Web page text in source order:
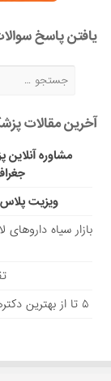
یافتن پاسخ
آخرین مقالات
مشاوره آنلاین
ویزیت پلاس
بازار سیاه
۵ تا از بهترین دکتر‌های اصلاح مزاج در مشهد را بشناسید!